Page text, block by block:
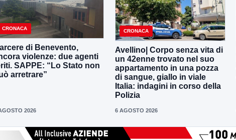
CRONACA
di Benevento,
violenze: due agenti
SAPPE: “Lo Stato non
arretrare”
2026
CRONACA
Avellino| Corpo senza vita di
un 42enne trovato nel suo
appartamento in una pozza
di sangue, giallo in viale
Italia: indagini in corso della
Polizia
6 AGOSTO 2026